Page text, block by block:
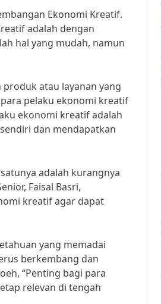
Ekonomi Kreatif.
adalah dengan
hal yang mudah, namun
atau layanan yang
pelaku ekonomi kreatif
ekonomi kreatif adalah
dan mendapatkan
adalah kurangnya
Faisal Basri,
kreatif agar dapat
yang memadai
berkembang dan
“Penting bagi para
relevan di tengah